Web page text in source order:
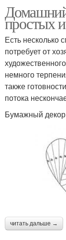
простых
Есть несколько
потребует от
немного
также
потока
Бумажный декор
читать дальше →